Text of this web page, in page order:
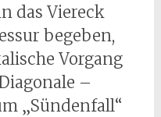
das Viereck
begeben,
Vorgang
–
„Sündenfall“